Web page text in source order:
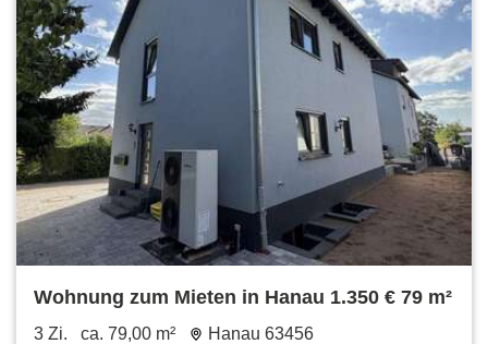
Wohnung zum Mieten in Hanau 1.350 € 79 m²
3 Zi. ca. 79,00 m² Hanau 63456